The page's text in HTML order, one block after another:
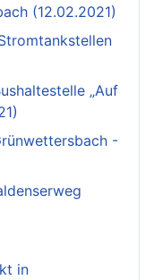
(12.02.2021)
„Auf
-
in